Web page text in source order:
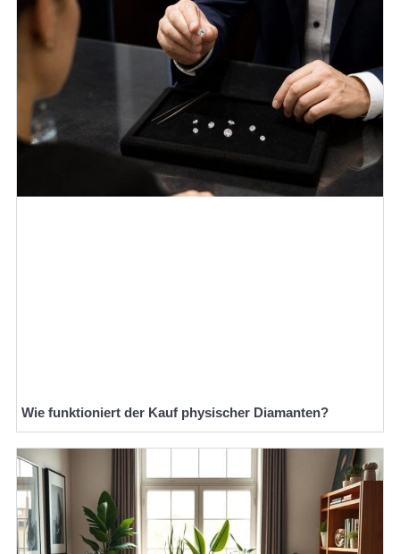
Wie funktioniert der Kauf physischer Diamanten?